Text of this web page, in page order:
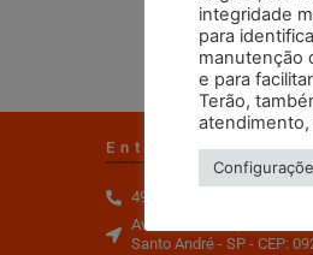
Entre em
4996-9500
Av. dos Estados, 2195 -
Santo André - SP - CEP:
integridade
para
manutenção
e para
Terão,